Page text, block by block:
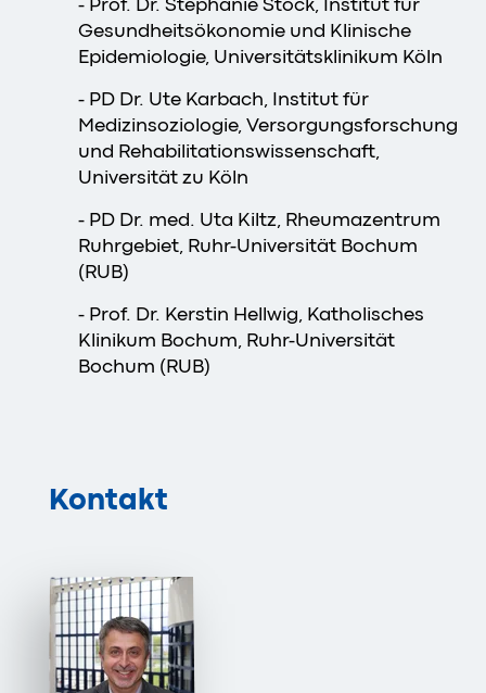
Gesundheitsökonomie und Klinische
Epidemiologie, Universitätsklinikum Köln
- PD Dr. Ute Karbach, Institut für
Medizinsoziologie, Versorgungsforschung
und Rehabilitationswissenschaft,
Universität zu Köln
- PD Dr. med. Uta Kiltz, Rheumazentrum
Ruhrgebiet, Ruhr-Universität Bochum
(RUB)
- Prof. Dr. Kerstin Hellwig, Katholisches
Klinikum Bochum, Ruhr-Universität
Bochum (RUB)
Kontakt